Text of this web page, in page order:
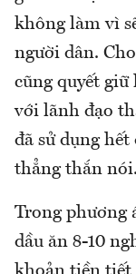
không làm vì
người dân.
cũng quyết giữ
với lãnh đạo
đã sử dụng hết
thẳng thắn nói.
Trong phương
dầu ăn 8-10